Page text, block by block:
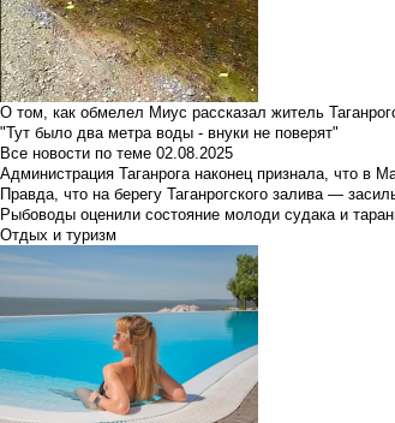
О том, как обмелел Миус рассказал житель
"Тут было два метра воды - внуки не поверят"
Все новости по теме 02.08.2025
Администрация Таганрога наконец признала, что в
Правда, что на берегу Таганрогского залива —
Рыбоводы оценили состояние молоди судака и
Отдых и туризм